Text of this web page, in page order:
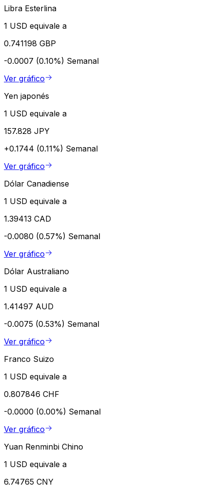
Libra Esterlina
1 USD equivale a
0.741198 GBP
-0.0007 (0.10%) Semanal
Ver gráfico
Yen japonés
1 USD equivale a
157.828 JPY
+0.1744 (0.11%) Semanal
Ver gráfico
Dólar Canadiense
1 USD equivale a
1.39413 CAD
-0.0080 (0.57%) Semanal
Ver gráfico
Dólar Australiano
1 USD equivale a
1.41497 AUD
-0.0075 (0.53%) Semanal
Ver gráfico
Franco Suizo
1 USD equivale a
0.807846 CHF
-0.0000 (0.00%) Semanal
Ver gráfico
Yuan Renminbi Chino
1 USD equivale a
6.74765 CNY